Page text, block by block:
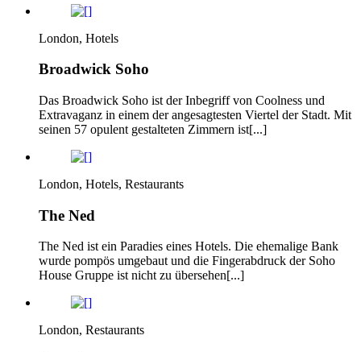
London, Hotels
Broadwick Soho
Das Broadwick Soho ist der Inbegriff von Coolness und
Extravaganz in einem der angesagtesten Viertel der Stadt. Mit
seinen 57 opulent gestalteten Zimmern ist[...]
London, Hotels, Restaurants
The Ned
The Ned ist ein Paradies eines Hotels. Die ehemalige Bank
wurde pompös umgebaut und die Fingerabdruck der Soho
House Gruppe ist nicht zu übersehen[...]
London, Restaurants